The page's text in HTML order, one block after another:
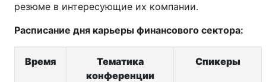
резюме в интересующие их компании.
Расписание дня карьеры финансового сектора:
Время
Тематика
конференции
Спикеры